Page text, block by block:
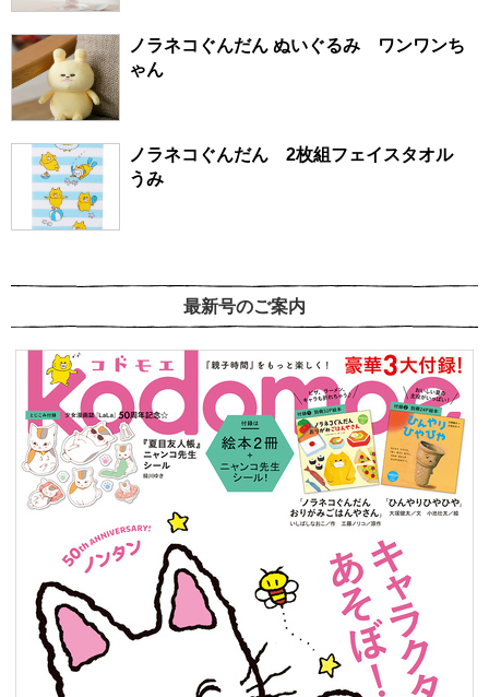
ノラネコぐんだん ぬいぐるみ ワンワンち
ゃん
ノラネコぐんだん 2枚組フェイスタオル
うみ
最新号のご案内